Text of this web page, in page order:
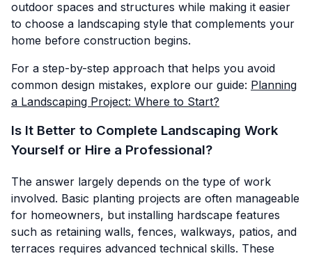
outdoor spaces and structures while making it easier
to choose a landscaping style that complements your
home before construction begins.
For a step-by-step approach that helps you avoid
common design mistakes, explore our guide: Planning
a Landscaping Project: Where to Start?
Is It Better to Complete Landscaping Work
Yourself or Hire a Professional?
The answer largely depends on the type of work
involved. Basic planting projects are often manageable
for homeowners, but installing hardscape features
such as retaining walls, fences, walkways, patios, and
terraces requires advanced technical skills. These